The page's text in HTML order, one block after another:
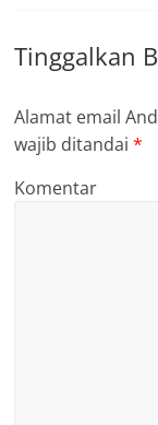
Tinggalkan
Alamat email
wajib ditandai*
Komentar